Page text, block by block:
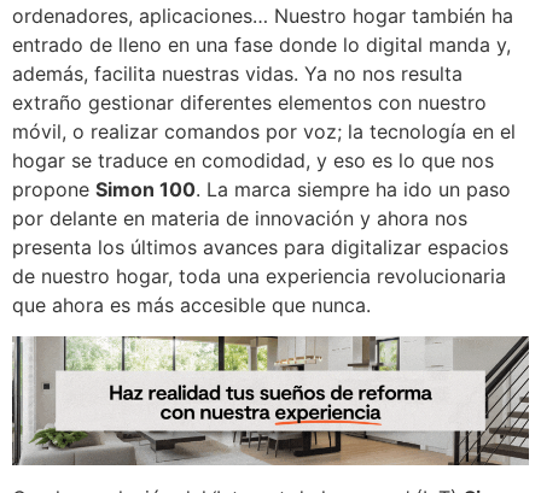
ordenadores, aplicaciones… Nuestro hogar también ha
entrado de lleno en una fase donde lo digital manda y,
además, facilita nuestras vidas. Ya no nos resulta
extraño gestionar diferentes elementos con nuestro
móvil, o realizar comandos por voz; la tecnología en el
hogar se traduce en comodidad, y eso es lo que nos
propone Simon 100. La marca siempre ha ido un paso
por delante en materia de innovación y ahora nos
presenta los últimos avances para digitalizar espacios
de nuestro hogar, toda una experiencia revolucionaria
que ahora es más accesible que nunca.